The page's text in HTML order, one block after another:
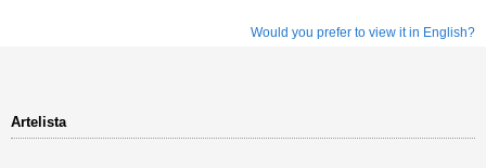
Would you prefer to view it in English?
Artelista